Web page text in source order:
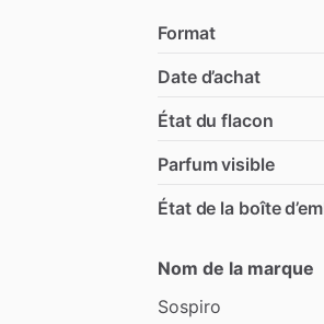
Format
Date d’achat
État du flacon
Parfum visible
État de la boîte
Nom de la marque
Sospiro